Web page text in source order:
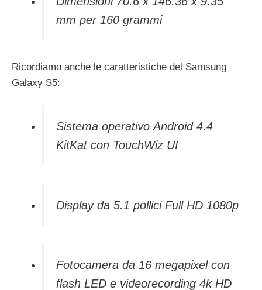
mm per 160 grammi
Ricordiamo anche le caratteristiche del Samsung
Galaxy S5:
Sistema operativo Android 4.4
KitKat con TouchWiz UI
Display da 5.1 pollici Full HD 1080p
Fotocamera da 16 megapixel con
flash LED e videorecording 4k HD